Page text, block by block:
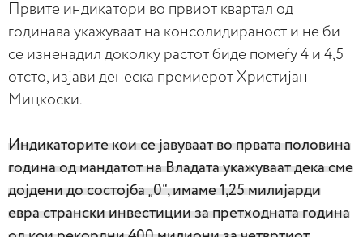
Првите индикатори во првиот квартал од
годинава укажуваат на консолидираност и не би
се изненадил доколку растот биде помеѓу 4 и 4,5
отсто, изјави денеска премиерот Христијан
Мицкоски.
Индикаторите кои се јавуваат во првата половина
година од мандатот на Владата укажуваат дека сме
дојдени до состојба „0“, имаме 1,25 милијарди
евра странски инвестиции за претходната година